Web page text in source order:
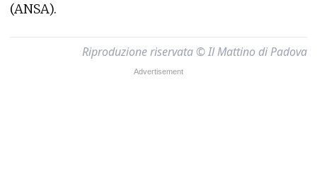
(ANSA).
Riproduzione riservata © Il Mattino di Padova